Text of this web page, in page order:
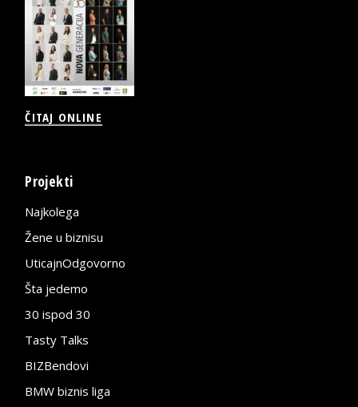
ČITAJ ONLINE
Projekti
Najkolega
Žene u biznisu
UticajnOdgovorno
Šta jedemo
30 ispod 30
Tasty Talks
BIZBendovi
BMW biznis liga